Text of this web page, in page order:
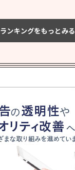
ランキングをもっとみる